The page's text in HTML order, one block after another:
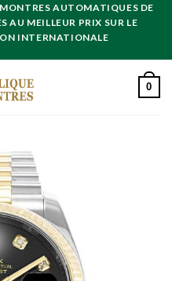
AUTOMATIQUES DE
AU MEILLEUR PRIX SUR LE
INTERNATIONALE
0